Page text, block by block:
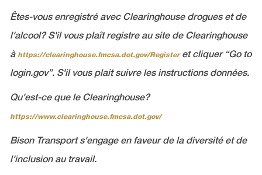
Êtes-vous enregistré avec Clearinghouse drogues et de
l'alcool? S'il vous plaît registre au site de Clearinghouse
à https://clearinghouse.fmcsa.dot.gov/Registeret cliquer “Go to
login.gov”. S'il vous plait suivre les instructions données.
Qu'est-ce que le Clearinghouse?
https://www.clearinghouse.fmcsa.dot.gov/
Bison Transport s'engage en faveur de la diversité et de
l'inclusion au travail.